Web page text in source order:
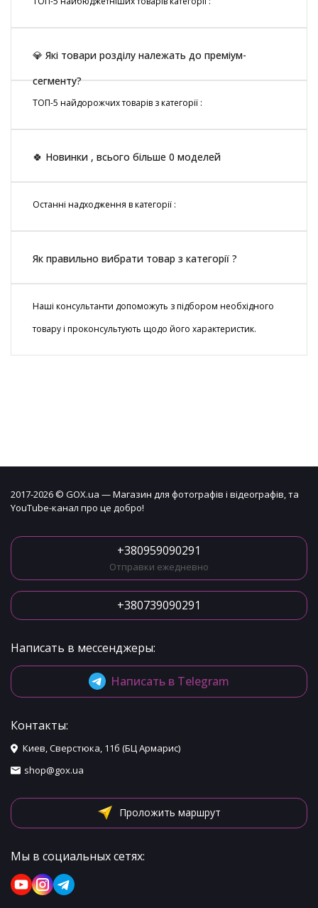
💎 Які товари розділу належать до преміум-
сегменту?
ТОП-5 найдорожчих товарів з категорії :
🍀 Новинки , всього більше 0 моделей
Останні надходження в категорії :
Як правильно вибрати товар з категорії ?
Наші консультанти допоможуть з підбором необхідного
товару і проконсультують щодо його характеристик.
2017-2026 © GOX.ua — Магазин для фотографів і відеографів, та
YouTube-канал про це добро!
+380959090291
Отправки ежедневно
+380739090291
Написать в мессенджеры:
Написать в Telegram
Контакты:
Киев, Сверстюка, 11б (БЦ Армарис)
shop@gox.ua
Проложить маршрут
Мы в социальных сетях: